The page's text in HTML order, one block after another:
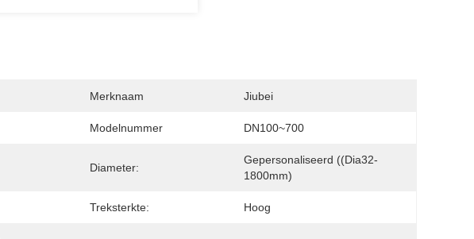
Merknaam Jiubei
Modelnummer DN100~700
Diameter:
Gepersonaliseerd ((Dia32-
1800mm)
Treksterkte: Hoog